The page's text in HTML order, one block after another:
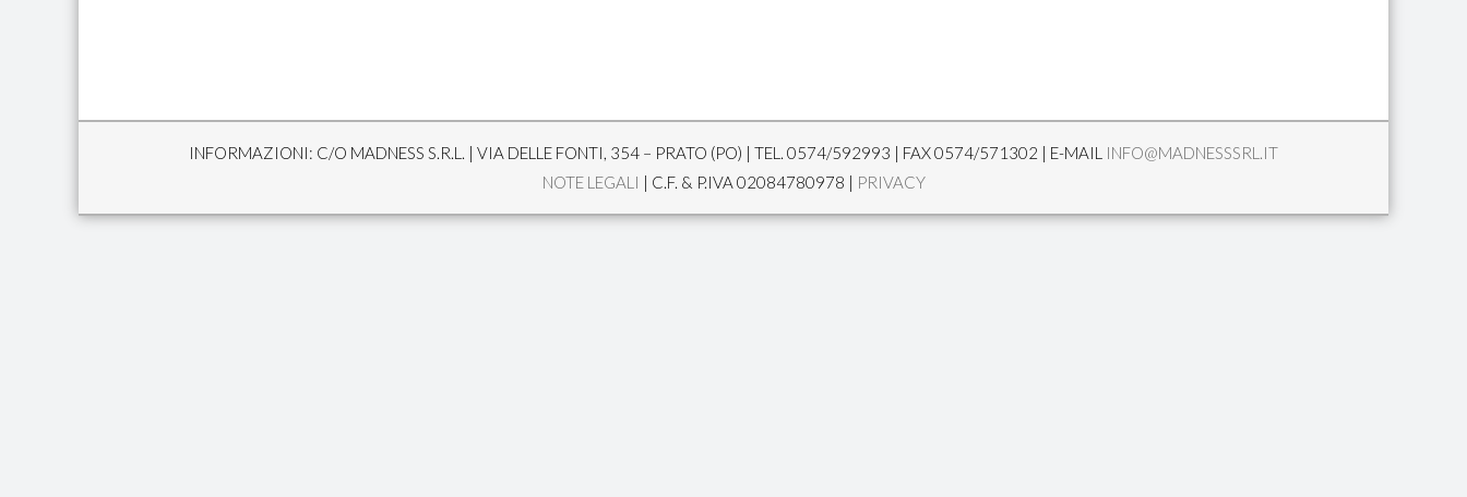
INFORMAZIONI: C/O MADNESS S.R.L. | VIA DELLE FONTI, 354 – PRATO (PO) | TEL. 0574/592993 | FAX 0574/571302 | E-MAIL INFO@MADNESSSRL.IT
NOTE LEGALI | C.F. & P.IVA 02084780978 | PRIVACY